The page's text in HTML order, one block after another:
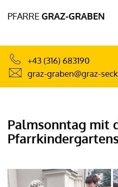
PFARRE GRAZ-GRABEN
+43 (316) 683190
graz-graben@graz-
Palmsonntag mit
Pfarrkindergartens